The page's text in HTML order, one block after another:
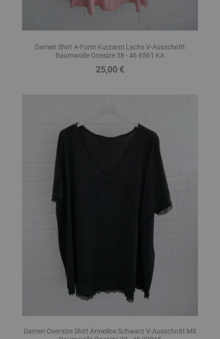
Damen Shirt A-Form Kurzarm Lachs V-Ausschnitt
Baumwolle Onesize 38 - 46 6561 KA
Preis
25,00 €
Damen Oversize Shirt Ärmellos Schwarz V-Ausschnitt Mit